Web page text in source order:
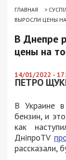
ГЛАВНАЯ >
ВЫРОСЛИ ЦЕНЫ
В Днепре
цены на
14/01/2022 -
ПЕТРО
В Украине
бензин, и
как
ДніпроTV
рассказали,